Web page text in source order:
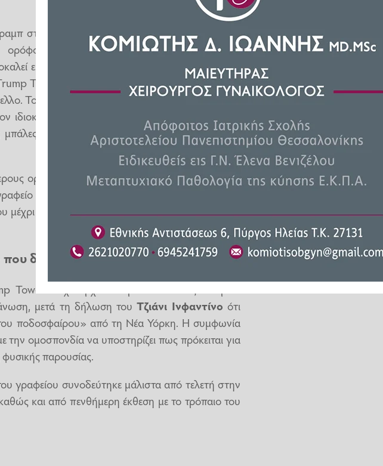
στη Νέα Υόρκη δεν υπάρχει καμία ένδειξη ότι
ορόφους ψηλότερα, η FIFA λειτουργεί ένα
ερωτήματα για τη σχέση της με την πολιτική
Tower» στο Μανχάταν, τίποτα δεν θυμίζει ότι
Το κατάστημα δώρων είναι γεμάτο με προϊόντα
ιδιοκτήτη του κτιρίου, από καπέλα «MAGA» σε
μπάλες γκολφ. Καμία αναφορά στη διοργάνωση,
ορόφους του εμβληματικού ουρανοξύστη της
για το οποίο καταβάλλει δεκάδες χιλιάδες
πρόσφατα, σύμφωνα με επικριτές, παρέμενε
δεν έγινε ποτέ
είχε αρχικά παρουσιαστεί ως κεντρικό
μετά τη δήλωση τουΤζιάνι Ινφαντίνο ότι
ποδοσφαίρου» από τη Νέα Υόρκη. Η συμφωνία
την ομοσπονδία να υποστηρίζει πως πρόκειται για
παρουσίας.
γραφείου συνοδεύτηκε μάλιστα από τελετή στην
και από πενθήμερη έκθεση με το τρόπαιο του